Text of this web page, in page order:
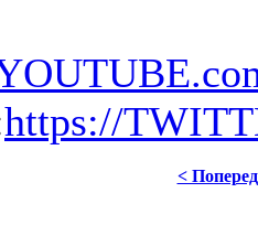
https://
<